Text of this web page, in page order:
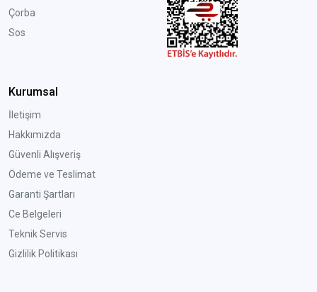
Çorba
Sos
Kurumsal
İletişim
Hakkımızda
Güvenli Alışveriş
Ödeme ve Teslimat
Garanti Şartları
Ce Belgeleri
Teknik Servis
Gizlilik Politikası